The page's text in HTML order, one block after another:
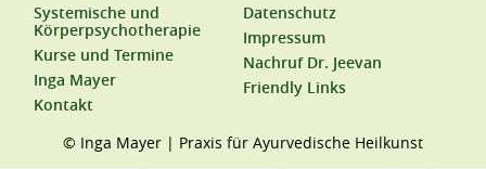
Systemische und
Körperpsychotherapie
Kurse und Termine
Inga Mayer
Kontakt
Datenschutz
Impressum
Nachruf Dr. Jeevan
Friendly Links
© Inga Mayer | Praxis für Ayurvedische Heilkunst